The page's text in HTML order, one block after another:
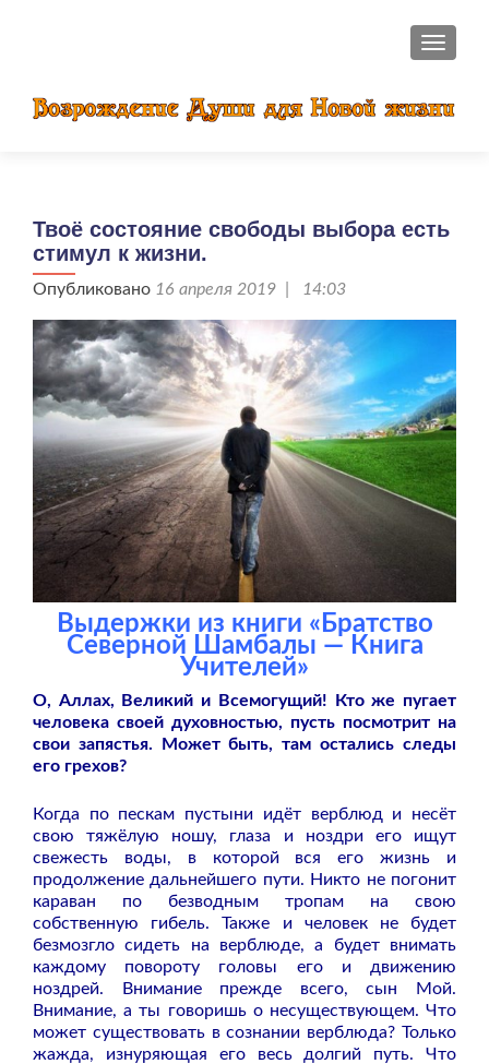
Твоё состояние свободы выбора есть
стимул к жизни.
Опубликовано 16 апреля 2019 | 14:03
Выдержки из книги «Братство
Северной Шамбалы — Книга
Учителей»
О, Аллах, Великий и Всемогущий! Кто же пугает
человека своей духовностью, пусть посмотрит на
свои запястья. Может быть, там остались следы
его грехов?
Когда по пескам пустыни идёт верблюд и несёт
свою тяжёлую ношу, глаза и ноздри его ищут
свежесть воды, в которой вся его жизнь и
продолжение дальнейшего пути. Никто не погонит
караван по безводным тропам на свою
собственную гибель. Также и человек не будет
безмозгло сидеть на верблюде, а будет внимать
каждому повороту головы его и движению
ноздрей. Внимание прежде всего, сын Мой.
Внимание, а ты говоришь о несуществующем. Что
может существовать в сознании верблюда? Только
жажда, изнуряющая его весь долгий путь. Что